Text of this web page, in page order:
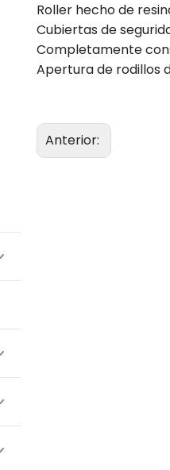
Roller hecho de
Cubiertas de
Completamente
Apertura de rodillos
Anterior: